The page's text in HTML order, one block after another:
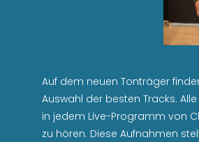
Auf dem neuen Tonträger
Auswahl der besten Tracks. Alle
in jedem Live-Programm von
zu hören. Diese Aufnahmen